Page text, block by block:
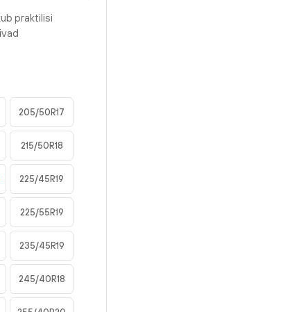
praktilisi
205/50R17
215/50R18
225/45R19
225/55R19
235/45R19
245/40R18